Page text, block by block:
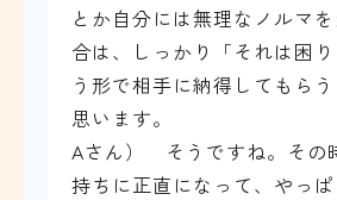
とか自分には無理なノルマ
合は、しっかり「それは困
う形で相手に納得してもら
思います。
Aさん） そうですね。その
持ちに正直になって、やっ